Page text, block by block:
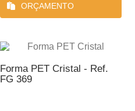
ORÇAMENTO
Forma PET Cristal - Ref.
FG 369